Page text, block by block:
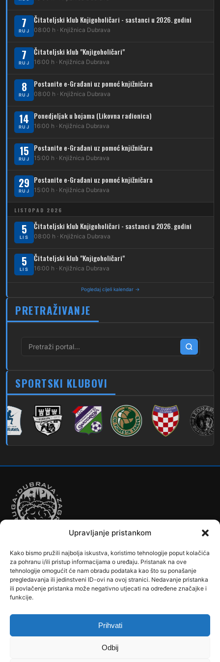
Upravljanje pristankom
Kako bismo pružili najbolja iskustva, koristimo tehnologije poput kolačića
za pohranu i/ili pristup informacijama o uređaju. Pristanak na ove
tehnologije omogućit će nam obradu podataka kao što su ponašanje
pregledavanja ili jedinstveni ID-ovi na ovoj stranici. Nedavanje pristanka
ili povlačenje pristanka može negativno utjecati na određene značajke i
funkcije.
Prihvati
Odbij
232 Dubrava – Jazbina
269
DUBEC
212
223 Dubec – Trnovčica – Dubrava
224 Dubec – Novoselec
261 Dubec – Sesvete – Goranec
262 Dubec – Sesvete – Planina Donja
263 Dubec – Sesvete–Kašina – Pl.Gornja
264 Dubec – Sesvete – Jesenovec
267
270 Dubec – Sesvete – Blaguša
272 Dubec – Sesvete – Moravče
273
Dubec – Sesvete – Laktec
280 Dubec – Sesvete – Šimuncevec
212 Noćna – Dubec – Sesvete
7
RUJ
Čitateljski klub Knjigoholičari - sastanci u 2026. godini
08:00 h · Knjižnica Dubrava
7
RUJ
Čitateljski klub "Knjigoholičari"
16:00 h · Knjižnica Dubrava
8
RUJ
Postanite e-Građani uz pomoć knjižničara
08:00 h · Knjižnica Dubrava
14
RUJ
Ponedjeljak u bojama (Likovna radionica)
16:00 h · Knjižnica Dubrava
15
RUJ
Postanite e-Građani uz pomoć knjižničara
15:00 h · Knjižnica Dubrava
29
RUJ
Postanite e-Građani uz pomoć knjižničara
15:00 h · Knjižnica Dubrava
LISTOPAD 2026
5
LIS
Čitateljski klub Knjigoholičari - sastanci u 2026. godini
08:00 h · Knjižnica Dubrava
5
LIS
Čitateljski klub "Knjigoholičari"
16:00 h · Knjižnica Dubrava
Pogledaj cijeli kalendar →
PRETRAŽIVANJE
SPORTSKI KLUBOVI
Autobusi Automobilizam Biciklizam
Borilački Sportovi
Cookie Policy (EU)
Crkve, samostani i župni uredi
Dječji vrtići
Drugi sportovi
Društva, klubovi, savezi, udruge
Dubrava u Srcu
Edukacija
Tramvaji